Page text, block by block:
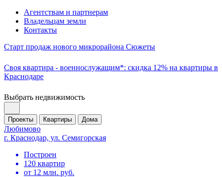
Агентствам и партнерам
Владельцам земли
Контакты
Старт продаж нового микрорайона Сюжеты
Своя квартира - военнослужащим*: скидка 12% на квартиры в
Краснодаре
Выбрать недвижимость
Проекты Квартиры Дома
Любимово
г. Краснодар, ул. Семигорская
Построен
120 квартир
от 12 млн. руб.